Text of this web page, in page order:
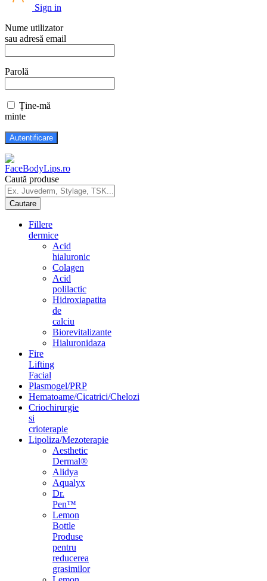
Sign in
Nume utilizator
sau adresă email
Parolă
Ține-mă
minte
Caută produse
Fillere
dermice
Acid
hialuronic
Colagen
Acid
polilactic
Hidroxiapatita
de
calciu
Biorevitalizante
Hialuronidaza
Fire
Lifting
Facial
Plasmogel/PRP
Hematoame/Cicatrici/Chelozi
Criochirurgie
si
crioterapie
Lipoliza/Mezoterapie
Aesthetic
Dermal®
Alidya
Aqualyx
Dr.
Pen™
Lemon
Bottle
Produse
pentru
reducerea
grasimilor